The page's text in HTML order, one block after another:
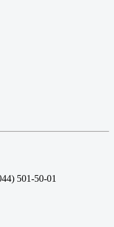
501-50-01